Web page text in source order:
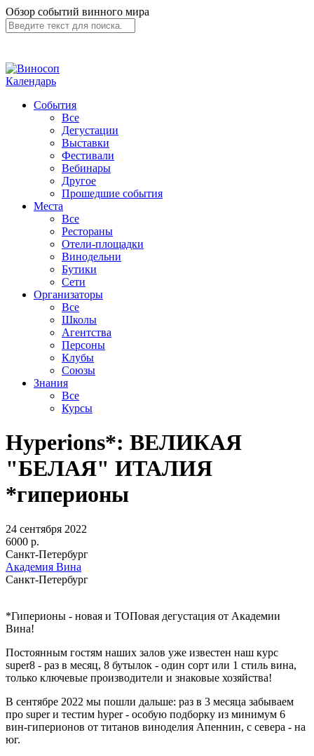
Обзор событий винного мира
Календарь
События
Все
Дегустации
Выставки
Фестивали
Вебинары
Другое
Прошедшие события
Места
Все
Рестораны
Отели-площадки
Винодельни
Бутики
Сети
Организаторы
Все
Школы
Агентства
Персоны
Клубы
Союзы
Знания
Все
Курсы
Hyperions*: ВЕЛИКАЯ
"БЕЛАЯ" ИТАЛИЯ
*гиперионы
24 сентября 2022
6000 р.
Санкт-Петербург
Академия Вина
Санкт-Петербург
*Гиперионы - новая и ТОПовая дегустация от Академии
Вина!
Постоянным гостям наших залов уже известен наш курс
super8 - раз в месяц, 8 бутылок - один сорт или 1 стиль вина,
только ключевые производители и знаковые хозяйства!
В сентябре 2022 мы пошли дальше: раз в 3 месяца забываем
про super и тестим hyper - особую подборку из минимум 6
вин-гиперионов от титанов виноделия Апеннин, с севера - на
юг.